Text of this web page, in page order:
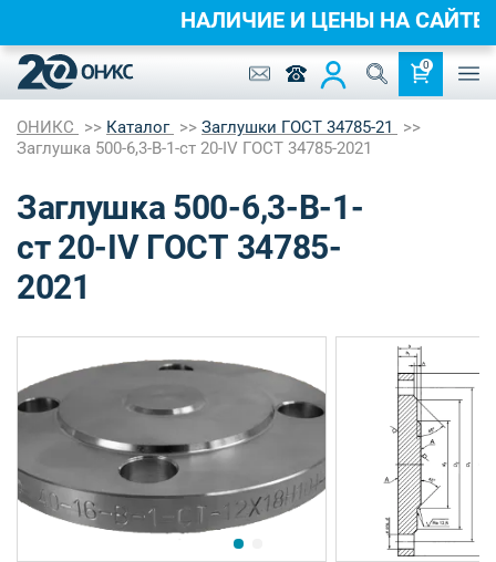
0
ОНИКС Каталог
Заглушки ГОСТ 34785-21
Заглушка 500-6,3-B-1-ст 20-IV ГОСТ 34785-2021
Заглушка 500-6,3-B-1-
ст 20-IV ГОСТ 34785-
2021
НАЛИЧИЕ И ЦЕНЫ НА